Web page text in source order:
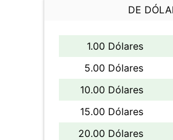
DE
1.00 Dólares
5.00 Dólares
10.00 Dólares
15.00 Dólares
20.00 Dólares